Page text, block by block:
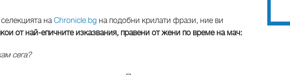
наChronicle.bg на подобни крилати фрази, ние ви
от най-епичните изказвания, правени от жени по време на мач:
сега?